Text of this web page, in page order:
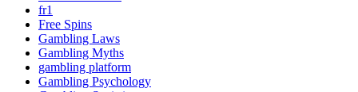
fr1
Free Spins
Gambling Laws
Gambling Myths
gambling platform
Gambling Psychology